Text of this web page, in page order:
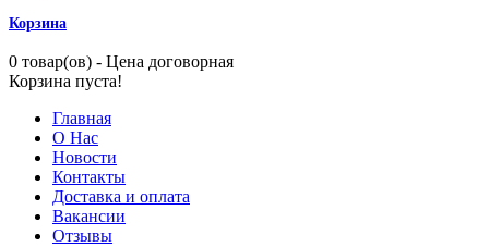
Корзина
0 товар(ов) - Цена договорная
Корзина пуста!
Главная
О Нас
Новости
Контакты
Доставка и оплата
Вакансии
Отзывы